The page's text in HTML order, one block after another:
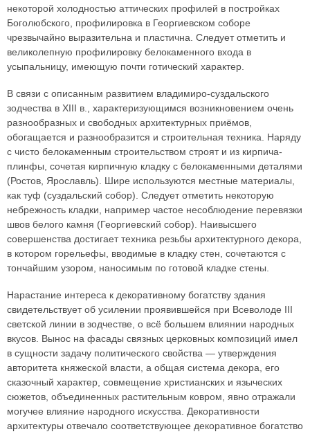
некоторой холодностью аттических профилей в постройках
Боголюбского, профилировка в Георгиевском соборе
чрезвычайно выразительна и пластична. Следует отметить и
великолепную профилировку белокаменного входа в
усыпальницу, имеющую почти готический характер.
В связи с описанным развитием владимиро-суздальского
зодчества в XIII в., характеризующимся возникновением очень
разнообразных и свободных архитектурных приёмов,
обогащается и разнообразится и строительная техника. Наряду
с чисто белокаменным строительством строят и из кирпича-
плинфы, сочетая кирпичную кладку с белокаменными деталями
(Ростов, Ярославль). Шире используются местные материалы,
как туф (суздальский собор). Следует отметить некоторую
небрежность кладки, например частое несоблюдение перевязки
швов белого камня (Георгиевский собор). Наивысшего
совершенства достигает техника резьбы архитектурного декора,
в котором горельефы, вводимые в кладку стен, сочетаются с
тончайшим узором, наносимым по готовой кладке стены.
Нарастание интереса к декоративному богатству здания
свидетельствует об усилении проявившейся при Всеволоде III
светской линии в зодчестве, о всё большем влиянии народных
вкусов. Вынос на фасады связных церковных композиций имел
в сущности задачу политического свойства — утверждения
авторитета княжеской власти, а общая система декора, его
сказочный характер, совмещение христианских и языческих
сюжетов, объединенных растительным ковром, явно отражали
могучее влияние народного искусства. Декоративности
архитектуры отвечало соответствующее декоративное богатство